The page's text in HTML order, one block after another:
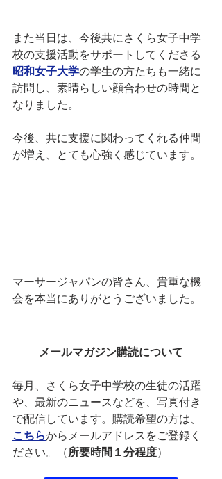
また当日は、今後共にさくら女子中学
校の支援活動をサポートしてくださる
昭和女子大学の学生の方たちも一緒に
訪問し、素晴らしい顔合わせの時間と
なりました。
今後、共に支援に関わってくれる仲間
が増え、とても心強く感じています。
マーサージャパンの皆さん、貴重な機
会を本当にありがとうございました。
メールマガジン購読について
毎月、さくら女子中学校の生徒の活躍
や、最新のニュースなどを、写真付き
で配信しています。購読希望の方は、
こちらからメールアドレスをご登録く
ださい。（所要時間１分程度）